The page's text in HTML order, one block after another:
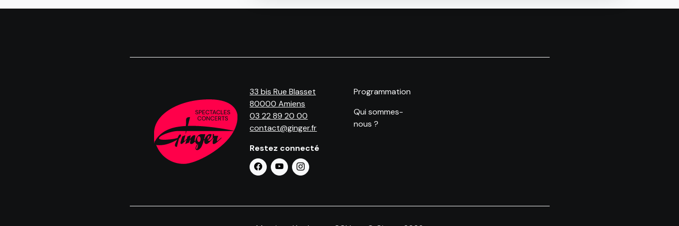
33 bis Rue Blasset
80000 Amiens
03 22 89 20 00
contact@ginger.fr
Restez connecté
Programmation
Qui sommes-
nous ?